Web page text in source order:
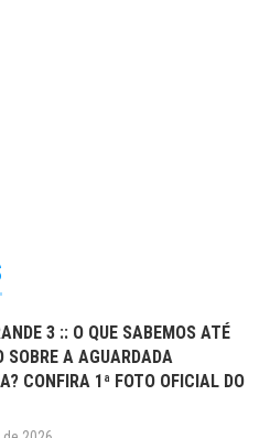
3 :: O QUE SABEMOS ATÉ
SOBRE A AGUARDADA
CONFIRA 1ª FOTO OFICIAL DO